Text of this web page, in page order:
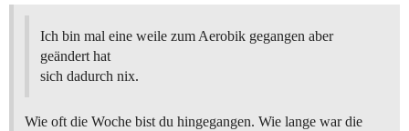
Ich bin mal eine weile zum Aerobik gegangen aber
geändert hat
sich dadurch nix.
Wie oft die Woche bist du hingegangen. Wie lange war die